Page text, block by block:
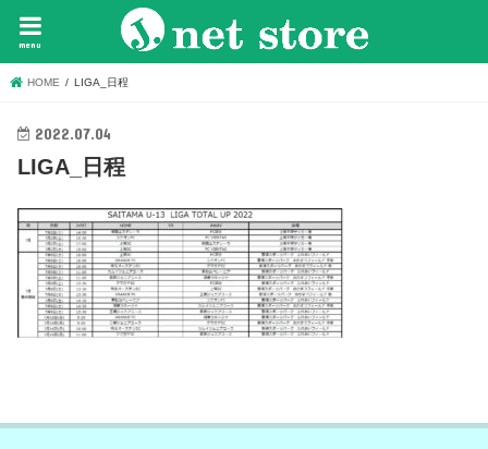
menu
HOME LIGA_日程
2022.07.04
LIGA_日程